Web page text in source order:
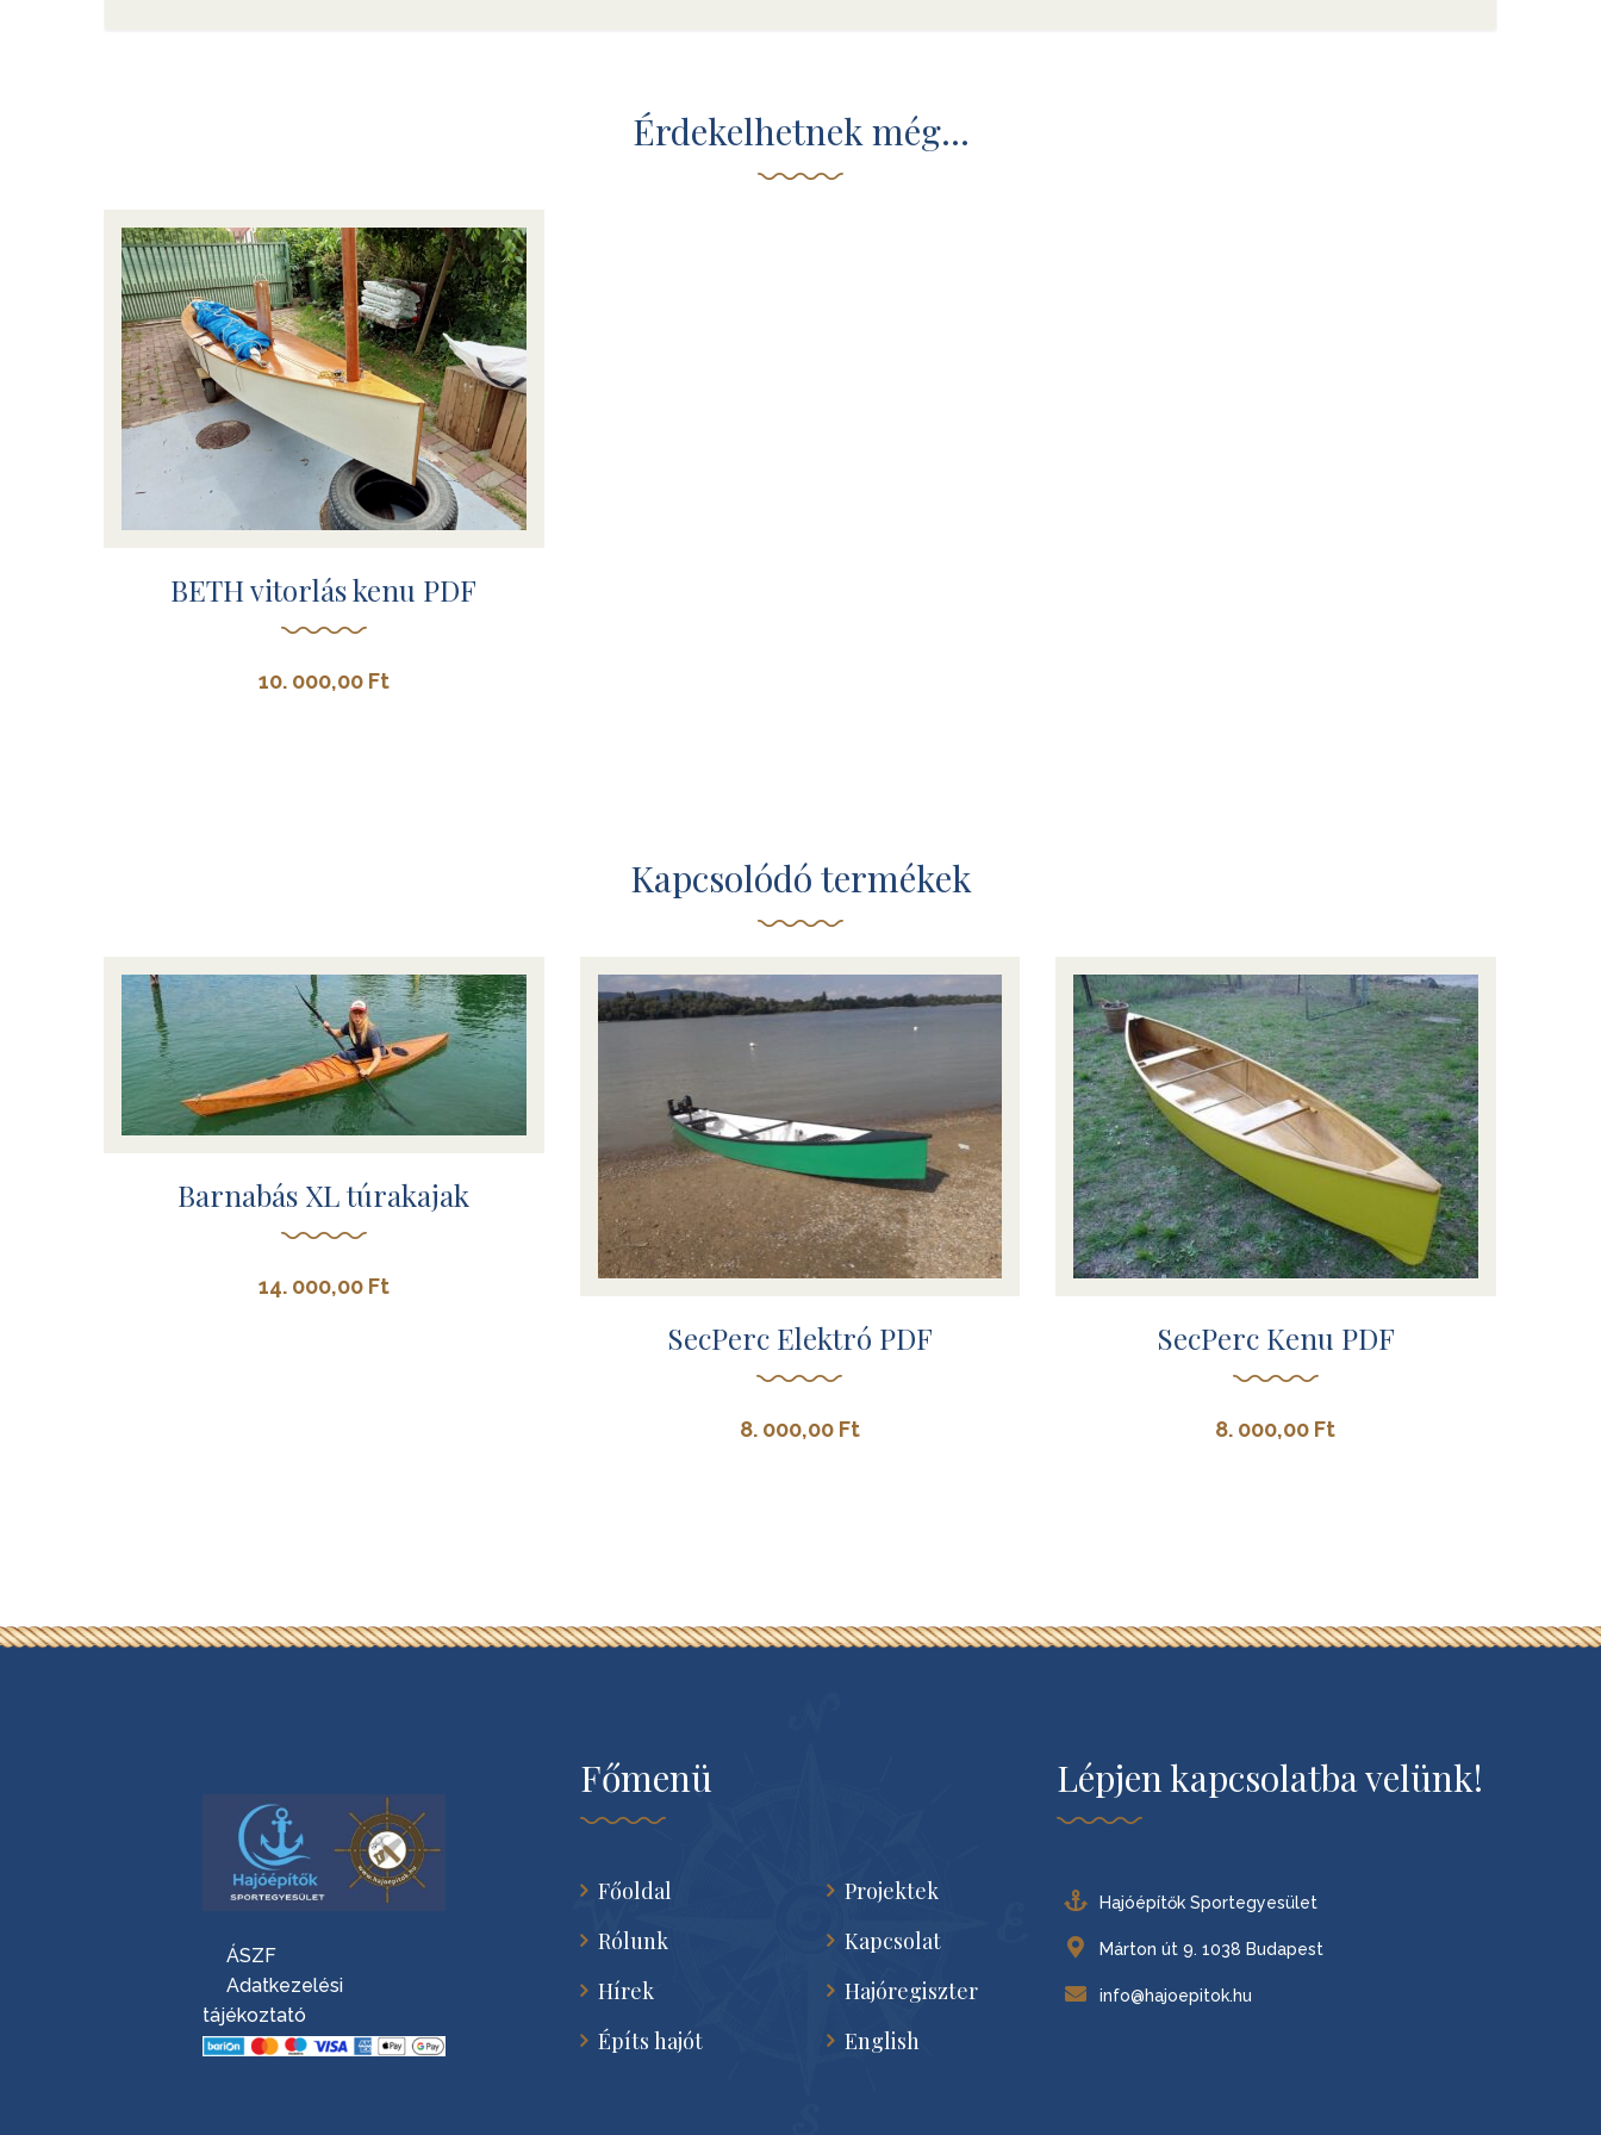
Érdekelhetnek még…
BETH vitorlás kenu PDF
10. 000,00 Ft
Kapcsolódó termékek
Barnabás XL túrakajak
14. 000,00 Ft
SecPerc Elektró PDF
8. 000,00 Ft
SecPerc Kenu PDF
8. 000,00 Ft
ÁSZF
Adatkezelési
tájékoztató
Főmenü
Főoldal
Rólunk
Hírek
Építs hajót
Projektek
Kapcsolat
Hajóregiszter
English
Lépjen kapcsolatba velünk!
Hajóépítők Sportegyesület
Márton út 9. 1038 Budapest
info@hajoepitok.hu